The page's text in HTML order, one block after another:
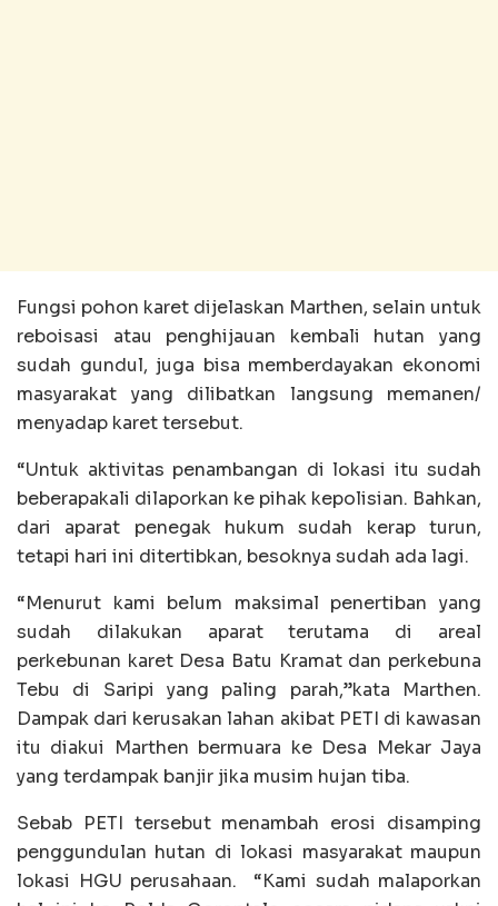
Fungsi pohon karet dijelaskan Marthen, selain untuk
reboisasi atau penghijauan kembali hutan yang
sudah gundul, juga bisa memberdayakan ekonomi
masyarakat yang dilibatkan langsung memanen/
menyadap karet tersebut.
“Untuk aktivitas penambangan di lokasi itu sudah
beberapakali dilaporkan ke pihak kepolisian. Bahkan,
dari aparat penegak hukum sudah kerap turun,
tetapi hari ini ditertibkan, besoknya sudah ada lagi.
“Menurut kami belum maksimal penertiban yang
sudah dilakukan aparat terutama di areal
perkebunan karet Desa Batu Kramat dan perkebuna
Tebu di Saripi yang paling parah,”kata Marthen.
Dampak dari kerusakan lahan akibat PETI di kawasan
itu diakui Marthen bermuara ke Desa Mekar Jaya
yang terdampak banjir jika musim hujan tiba.
Sebab PETI tersebut menambah erosi disamping
penggundulan hutan di lokasi masyarakat maupun
lokasi HGU perusahaan. “Kami sudah malaporkan